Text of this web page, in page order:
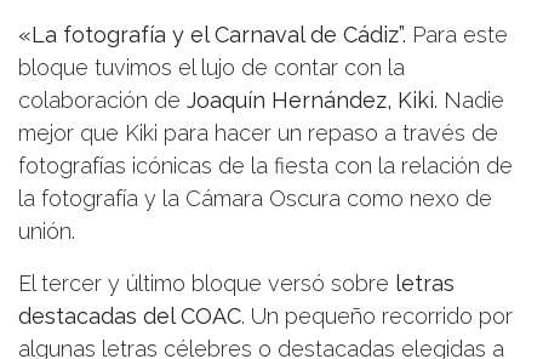
«La fotografía y el Carnaval de Cádiz”. Para este
bloque tuvimos el lujo de contar con la
colaboración de Joaquín Hernández, Kiki. Nadie
mejor que Kiki para hacer un repaso a través de
fotografías icónicas de la fiesta con la relación de
la fotografía y la Cámara Oscura como nexo de
unión.
El tercer y último bloque versó sobre letras
destacadas del COAC. Un pequeño recorrido por
algunas letras célebres o destacadas elegidas a